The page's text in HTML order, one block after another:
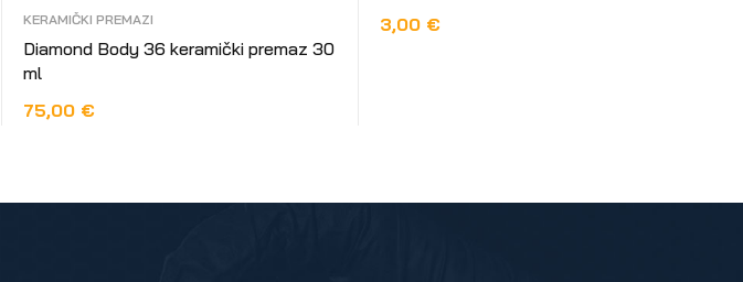
KERAMIČKI PREMAZI
Diamond Body 36 keramički premaz 30
ml
75,00 €
3,00 €